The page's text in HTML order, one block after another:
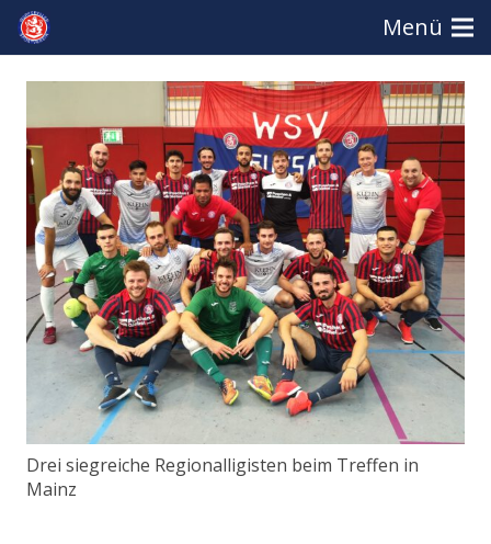
Menü
Drei siegreiche Regionalligisten beim Treffen in
Mainz